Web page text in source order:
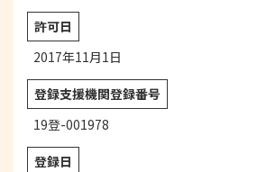
許可日
2017年11月1日
登録支援機関登録番号
19登-001978
登録日